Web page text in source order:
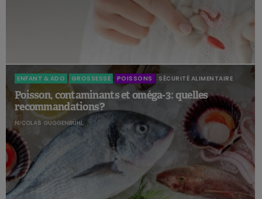
ENFANT & ADO GROSSESSE POISSONS SÉCURITÉ ALIMENTAIRE
Poisson, contaminants et oméga-3 : quelles
recommandations ?
NICOLAS GUGGENBÜHL